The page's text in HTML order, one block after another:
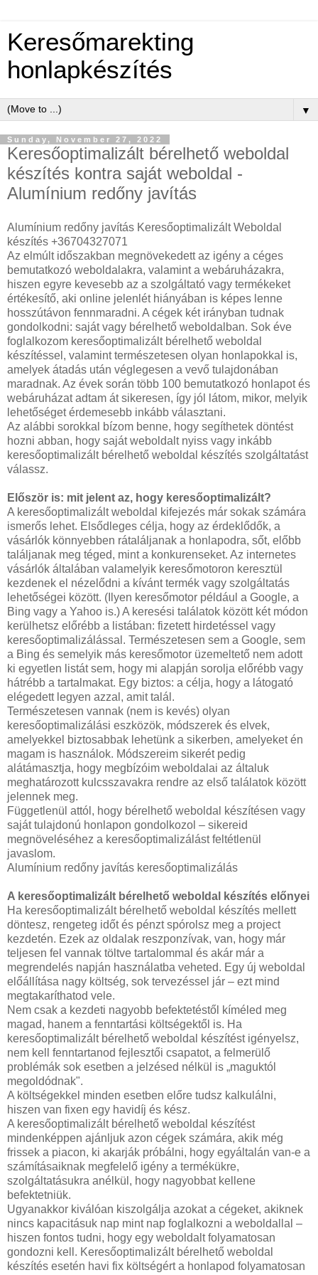
Keresőmarekting
honlapkészítés
▼
Sunday, November 27, 2022
Keresőoptimalizált bérelhető weboldal
készítés kontra saját weboldal -
Alumínium redőny javítás
Alumínium redőny javítás Keresőoptimalizált Weboldal
készítés +36704327071
Az elmúlt időszakban megnövekedett az igény a céges
bemutatkozó weboldalakra, valamint a webáruházakra,
hiszen egyre kevesebb az a szolgáltató vagy termékeket
értékesítő, aki online jelenlét hiányában is képes lenne
hosszútávon fennmaradni. A cégek két irányban tudnak
gondolkodni: saját vagy bérelhető weboldalban. Sok éve
foglalkozom keresőoptimalizált bérelhető weboldal
készítéssel, valamint természetesen olyan honlapokkal is,
amelyek átadás után véglegesen a vevő tulajdonában
maradnak. Az évek során több 100 bemutatkozó honlapot és
webáruházat adtam át sikeresen, így jól látom, mikor, melyik
lehetőséget érdemesebb inkább választani.
Az alábbi sorokkal bízom benne, hogy segíthetek döntést
hozni abban, hogy saját weboldalt nyiss vagy inkább
keresőoptimalizált bérelhető weboldal készítés szolgáltatást
válassz.
Először is: mit jelent az, hogy keresőoptimalizált?
A keresőoptimalizált weboldal kifejezés már sokak számára
ismerős lehet. Elsődleges célja, hogy az érdeklődők, a
vásárlók könnyebben rátaláljanak a honlapodra, sőt, előbb
találjanak meg téged, mint a konkurenseket. Az internetes
vásárlók általában valamelyik keresőmotoron keresztül
kezdenek el nézelődni a kívánt termék vagy szolgáltatás
lehetőségei között. (Ilyen keresőmotor például a Google, a
Bing vagy a Yahoo is.) A keresési találatok között két módon
kerülhetsz előrébb a listában: fizetett hirdetéssel vagy
keresőoptimalizálással. Természetesen sem a Google, sem
a Bing és semelyik más keresőmotor üzemeltető nem adott
ki egyetlen listát sem, hogy mi alapján sorolja előrébb vagy
hátrébb a tartalmakat. Egy biztos: a célja, hogy a látogató
elégedett legyen azzal, amit talál.
Természetesen vannak (nem is kevés) olyan
keresőoptimalizálási eszközök, módszerek és elvek,
amelyekkel biztosabbak lehetünk a sikerben, amelyeket én
magam is használok. Módszereim sikerét pedig
alátámasztja, hogy megbízóim weboldalai az általuk
meghatározott kulcsszavakra rendre az első találatok között
jelennek meg.
Függetlenül attól, hogy bérelhető weboldal készítésen vagy
saját tulajdonú honlapon gondolkozol – sikereid
megnöveléséhez a keresőoptimalizálást feltétlenül
javaslom.
Alumínium redőny javítás keresőoptimalizálás
A keresőoptimalizált bérelhető weboldal készítés előnyei
Ha keresőoptimalizált bérelhető weboldal készítés mellett
döntesz, rengeteg időt és pénzt spórolsz meg a project
kezdetén. Ezek az oldalak reszponzívak, van, hogy már
teljesen fel vannak töltve tartalommal és akár már a
megrendelés napján használatba veheted. Egy új weboldal
előállítása nagy költség, sok tervezéssel jár – ezt mind
megtakaríthatod vele.
Nem csak a kezdeti nagyobb befektetéstől kíméled meg
magad, hanem a fenntartási költségektől is. Ha
keresőoptimalizált bérelhető weboldal készítést igényelsz,
nem kell fenntartanod fejlesztői csapatot, a felmerülő
problémák sok esetben a jelzésed nélkül is „maguktól
megoldódnak".
A költségekkel minden esetben előre tudsz kalkulálni,
hiszen van fixen egy havidíj és kész.
A keresőoptimalizált bérelhető weboldal készítést
mindenképpen ajánljuk azon cégek számára, akik még
frissek a piacon, ki akarják próbálni, hogy egyáltalán van-e a
számításaiknak megfelelő igény a termékükre,
szolgáltatásukra anélkül, hogy nagyobbat kellene
befektetniük.
Ugyanakkor kiválóan kiszolgálja azokat a cégeket, akiknek
nincs kapacitásuk nap mint nap foglalkozni a weboldallal –
hiszen fontos tudni, hogy egy weboldalt folyamatosan
gondozni kell. Keresőoptimalizált bérelhető weboldal
készítés esetén havi fix költségért a honlapod folyamatosan